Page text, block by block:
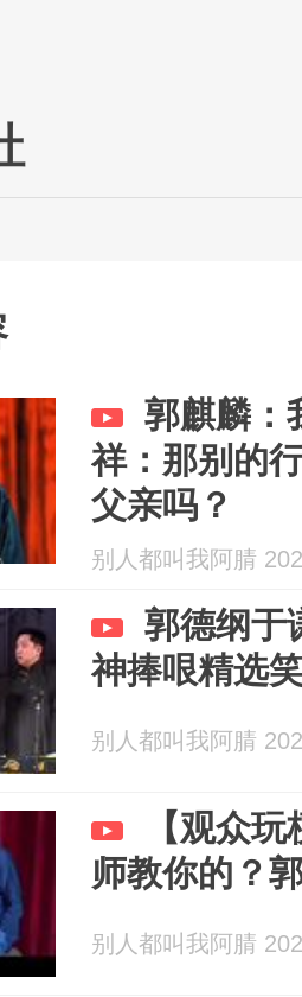
郭麒麟：
祥：那别的
父亲吗？
别人都叫我阿腈
郭德纲于
神捧哏精选
别人都叫我阿腈
【观众
师教你的？
别人都叫我阿腈